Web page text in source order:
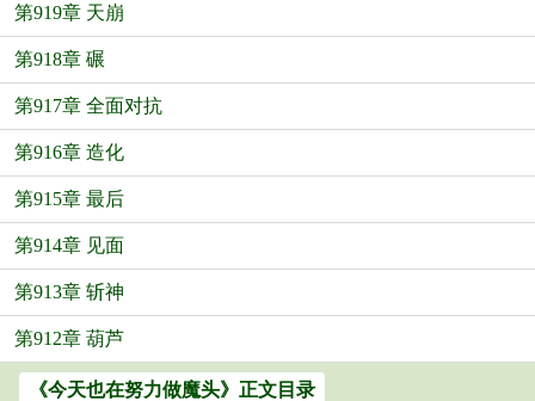
第919章 天崩
第918章 碾
第917章 全面对抗
第916章 造化
第915章 最后
第914章 见面
第913章 斩神
第912章 葫芦
《今天也在努力做魔头》正文目录